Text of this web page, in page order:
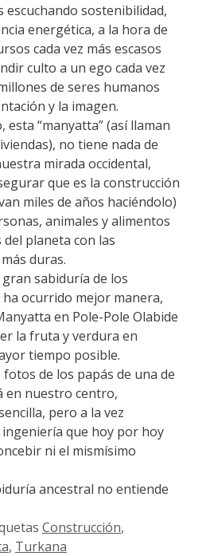
escuchando sostenibilidad,
energética, a la hora de
cada vez más escasos
culto a un ego cada vez
de seres humanos
y la imagen.
esta “manyatta” (así llaman
no tiene nada de
mirada occidental,
que es la construcción
miles de años haciéndolo)
animales y alimentos
planeta con las
duras.
sabiduría de los
ocurrido mejor manera,
en Pole-Pole Olabide
la fruta y verdura en
tiempo posible.
de los papás de una de
en nuestro centro,
pero a la vez
que hoy por hoy
ni el mismísimo
ancestral no entiende
Construcción,
, Turkana